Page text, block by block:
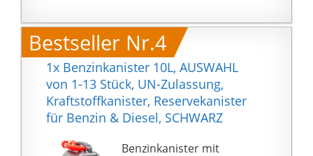
Fahrzeuge mit Benzin-
Fehlbetankungsschutz
(nicht geeignet für
Fahrzeuge mit Diesel-
Fehlbetankungsschutz)
Lieferumfang: Kanister
mit 20 Liter
Fassungsvermögen,
Bestseller Nr.4
1x Benzinkanister 10L, AUSWAHL
von 1-13 Stück, UN-Zulassung,
Kraftstoffkanister, Reservekanister
für Benzin & Diesel, SCHWARZ
Benzinkanister mit